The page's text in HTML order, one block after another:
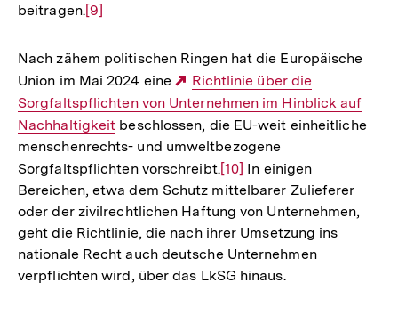
beitragen.Zur
der
Fußnote
[9]
Nach zähem politischen Ringen hat die Europäische
Union im Mai 2024 eine
Externer
Link:
Richtlinie über die
Sorgfaltspflichten von Unternehmen im Hinblick auf
Nachhaltigkeit beschlossen, die EU-weit einheitliche
menschenrechts- und umweltbezogene
Sorgfaltspflichten vorschreibt.Zur
Auflösung
der
Fußnote
[10] In einigen
Bereichen, etwa dem Schutz mittelbarer Zulieferer
oder der zivilrechtlichen Haftung von Unternehmen,
geht die Richtlinie, die nach ihrer Umsetzung ins
nationale Recht auch deutsche Unternehmen
verpflichten wird, über das LkSG hinaus.